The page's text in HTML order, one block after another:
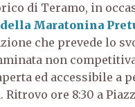
di Teramo, in
Maratonina
che prevede lo
non
ed accessibile a
Ritrovo ore 8:30 a